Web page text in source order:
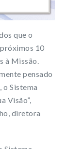
que o
10
à Missão.
pensado
o Sistema
Visão”,
diretora